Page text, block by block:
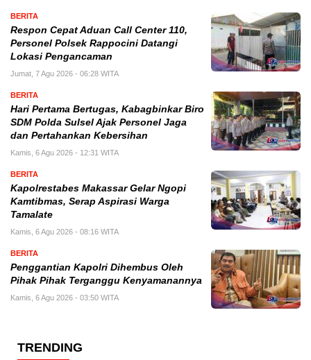
BERITA
Respon Cepat Aduan Call Center 110,
Personel Polsek Rappocini Datangi
Lokasi Pengancaman
Jumat, 7 Agu 2026 - 06:28 WITA
BERITA
Hari Pertama Bertugas, Kabagbinkar Biro
SDM Polda Sulsel Ajak Personel Jaga
dan Pertahankan Kebersihan
Kamis, 6 Agu 2026 - 12:31 WITA
BERITA
Kapolrestabes Makassar Gelar Ngopi
Kamtibmas, Serap Aspirasi Warga
Tamalate
Kamis, 6 Agu 2026 - 08:16 WITA
BERITA
Penggantian Kapolri Dihembus Oleh
Pihak Pihak Terganggu Kenyamanannya
Kamis, 6 Agu 2026 - 03:50 WITA
TRENDING